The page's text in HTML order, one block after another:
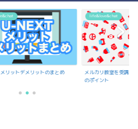
life&love&chat
メルカリ教室を受講で聞いたメルカリ出品